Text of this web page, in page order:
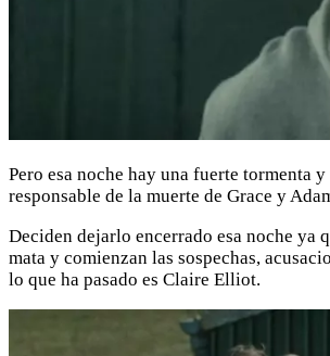
Pero esa noche hay una fuerte tormenta
responsable de la muerte de Grace y
Deciden dejarlo encerrado esa noche ya
mata y comienzan las sospechas,
lo que ha pasado es Claire Elliot.